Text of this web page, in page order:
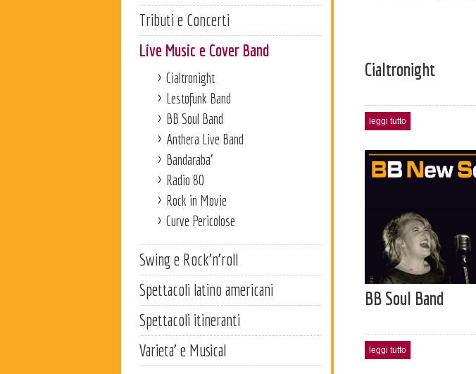
Tributi e Concerti
Live Music e Cover Band
Cialtronight
Lestofunk Band
BB Soul Band
Anthera Live Band
Bandaraba'
Radio 80
Rock in Movie
Curve Pericolose
Swing e Rock'n'roll
Spettacoli latino americani
Spettacoli itineranti
Varieta' e Musical
Cialtronight
leggi tutto
BB Soul Band
leggi tutto